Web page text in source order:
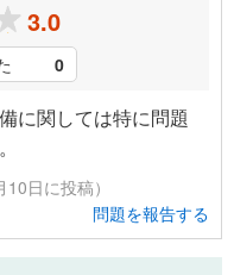
3.0
0
に関しては特に問題
日に投稿）
問題を報告する